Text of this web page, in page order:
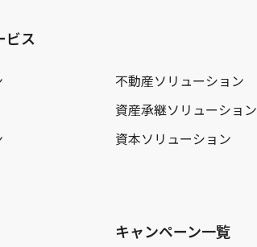
ビス
不動産ソリューション
資産承継ソリューション
資本ソリューション
キャンペーン一覧